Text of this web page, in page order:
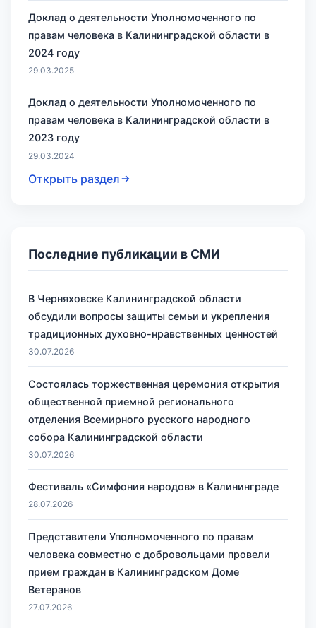
Доклад о деятельности Уполномоченного по
правам человека в Калининградской области в
2024 году
29.03.2025
Доклад о деятельности Уполномоченного по
правам человека в Калининградской области в
2023 году
29.03.2024
Открыть раздел
Последние публикации в СМИ
В Черняховске Калининградской области
обсудили вопросы защиты семьи и укрепления
традиционных духовно-нравственных ценностей
30.07.2026
Состоялась торжественная церемония открытия
общественной приемной регионального
отделения Всемирного русского народного
собора Калининградской области
30.07.2026
Фестиваль «Симфония народов» в Калининграде
28.07.2026
Представители Уполномоченного по правам
человека совместно с добровольцами провели
прием граждан в Калининградском Доме
Ветеранов
27.07.2026